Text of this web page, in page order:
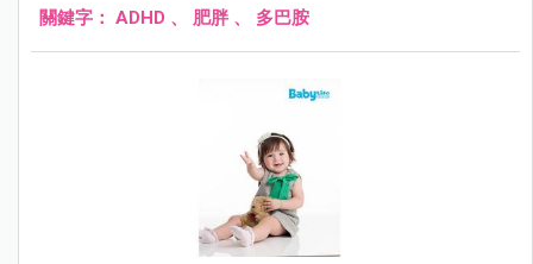
開始現症狀，且有40％的患者症狀會持續到成人，儘早提供
關鍵字： ADHD 、 肥胖、 多巴胺